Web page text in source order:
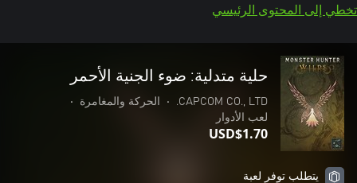
تخطي إلى المحتوى الرئيسي
حلية متدلية: ضوء الجنية الأحمر
CAPCOM CO., LTD.
• الحركة والمغامرة
•
لعب الأدوار
USD$1.70
يتطلب توفر لعبة